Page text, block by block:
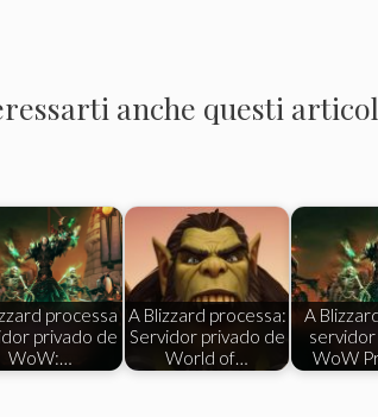
anche questi
processa
privado de
WoW:…
A Blizzard processa:
Servidor privado de
World of…
A
WoW